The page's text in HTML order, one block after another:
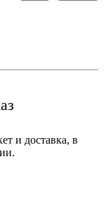
и доставка, в